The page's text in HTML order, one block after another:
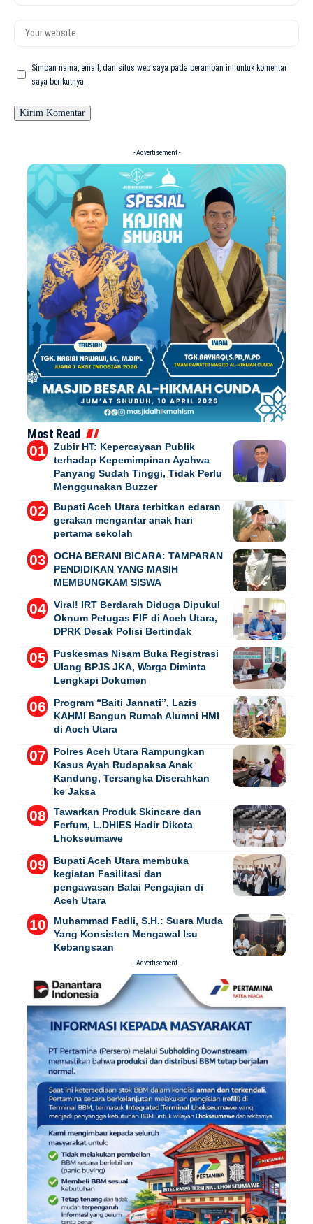
Simpan nama, email, dan situs web saya pada peramban ini untuk komentar
saya berikutnya.
- Advertisement -
Most Read
Zubir HT: Kepercayaan Publik
terhadap Kepemimpinan Ayahwa
Panyang Sudah Tinggi, Tidak Perlu
Menggunakan Buzzer
Bupati Aceh Utara terbitkan edaran
gerakan mengantar anak hari
pertama sekolah
OCHA BERANI BICARA: TAMPARAN
PENDIDIKAN YANG MASIH
MEMBUNGKAM SISWA
Viral! IRT Berdarah Diduga Dipukul
Oknum Petugas FIF di Aceh Utara,
DPRK Desak Polisi Bertindak
Puskesmas Nisam Buka Registrasi
Ulang BPJS JKA, Warga Diminta
Lengkapi Dokumen
Program “Baiti Jannati”, Lazis
KAHMI Bangun Rumah Alumni HMI
di Aceh Utara
Polres Aceh Utara Rampungkan
Kasus Ayah Rudapaksa Anak
Kandung, Tersangka Diserahkan
ke Jaksa
Tawarkan Produk Skincare dan
Ferfum, L.DHIES Hadir Dikota
Lhokseumawe
Bupati Aceh Utara membuka
kegiatan Fasilitasi dan
pengawasan Balai Pengajian di
Aceh Utara
Muhammad Fadli, S.H.: Suara Muda
Yang Konsisten Mengawal Isu
Kebangsaan
- Advertisement -